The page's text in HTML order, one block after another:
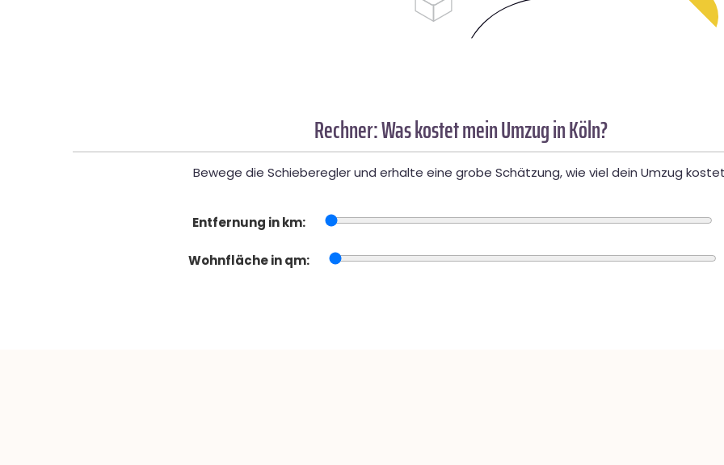
Rechner: Was kostet mein Umzug in Köln?
Bewege die Schieberegler und erhalte eine grobe Schätzung, wie viel dein Umzug
Entfernung in km:
Wohnfläche in qm: